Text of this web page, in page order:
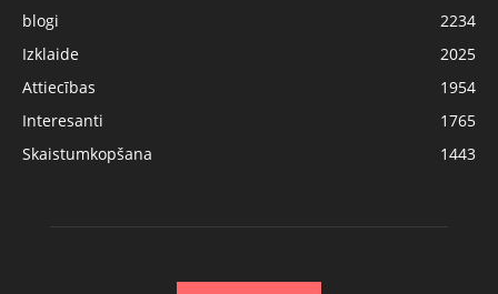
blogi
2234
Izklaide
2025
Attiecības
1954
Interesanti
1765
Skaistumkopšana
1443